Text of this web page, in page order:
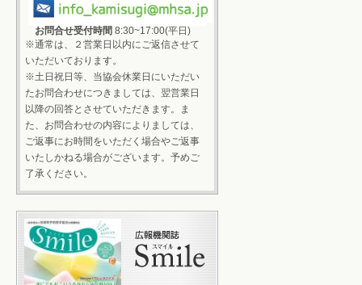
お問合せ受付時間 8:30~17:00(平日)
※通常は、２営業日以内にご返信させて
いただいております。
※土日祝日等、当協会休業日にいただい
たお問合わせにつきましては、翌営業日
以降の回答とさせていただきます。ま
た、お問合わせの内容によりましては、
ご返事にお時間をいただく場合やご返事
いたしかねる場合がございます。予めご
了承ください。